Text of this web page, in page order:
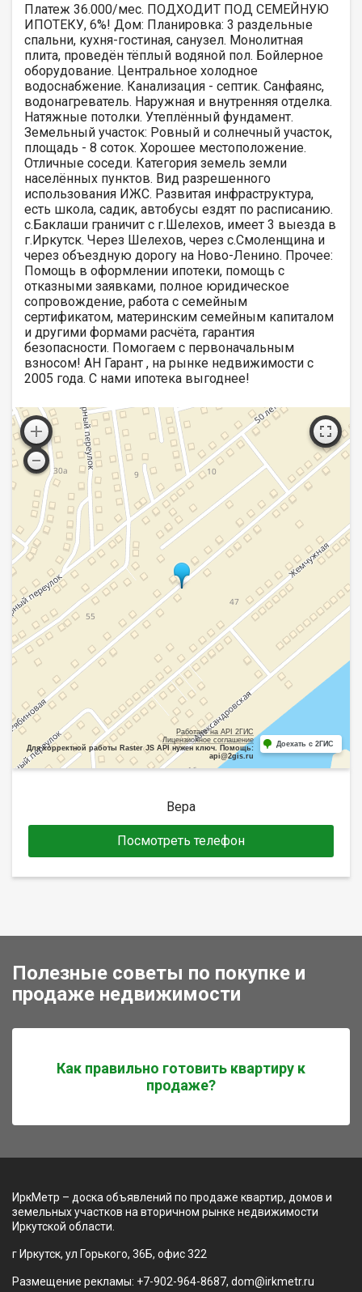
Платеж 36.000/мес. ПОДХОДИТ ПОД СЕМЕЙНУЮ
ИПОТЕКУ, 6%! Дом: Планировка: 3 раздельные
спальни, кухня-гостиная, санузел. Монолитная
плита, проведён тёплый водяной пол. Бойлерное
оборудование. Центральное холодное
водоснабжение. Канализация - септик. Санфаянс,
водонагреватель. Наружная и внутренняя отделка.
Натяжные потолки. Утеплённый фундамент.
Земельный участок: Ровный и солнечный участок,
площадь - 8 соток. Хорошее местоположение.
Отличные соседи. Категория земель земли
населённых пунктов. Вид разрешенного
использования ИЖС. Развитая инфраструктура,
есть школа, садик, автобусы ездят по расписанию.
с.Баклаши граничит с г.Шелехов, имеет 3 выезда в
г.Иркутск. Через Шелехов, через с.Смоленщина и
через объездную дорогу на Ново-Ленино. Прочее:
Помощь в оформлении ипотеки, помощь с
отказными заявками, полное юридическое
сопровождение, работа с семейным
сертификатом, материнским семейным капиталом
и другими формами расчёта, гарантия
безопасности. Помогаем с первоначальным
взносом! АН Гарант , на рынке недвижимости с
2005 года. С нами ипотека выгоднее!
Работает на API 2ГИС
Лицензионное соглашение
Для корректной работы Raster JS API нужен ключ. Помощь:
api@2gis.ru
Доехать с 2ГИС
Вера
Посмотреть телефон
Полезные советы по покупке и
продаже недвижимости
Как правильно готовить квартиру к
продаже?
ИркМетр – доска объявлений по продаже квартир, домов и
земельных участков на вторичном рынке недвижимости
Иркутской области.
г Иркутск, ул Горького, 36Б, офис 322
Размещение рекламы: +7-902-964-8687, dom@irkmetr.ru